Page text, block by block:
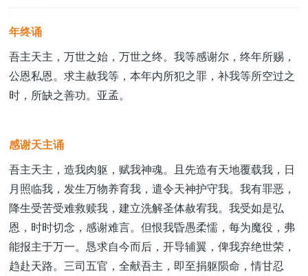
教区简介
信仰文萃
教会圣月
年终诵
吾主天主，万世之始，万世之终。我等感谢尔，终年所赐，
公恩私恩。求主赦我等，本年内所犯之罪，补我等所空过之
时，所缺之善功。亚孟。
感谢天主诵
吾主天主，造我肉躯，赋我神魂。且先造有天地覆载我，日
月照临我，发生万物养育我，遣令天神护守我。我有罪恶，
降生受苦受难救赎我，建立洗解圣体赦宥我。我受如是弘
恩，时时切念，感谢难言。但恨我昏愚柔懦，每为魔役，弗
能报主于万一。恳求自今而后，开导辅翼，俾我弃绝世荣，
趋赴天路。三司五官，全献吾主，即至捐躯陨命，情甘忍